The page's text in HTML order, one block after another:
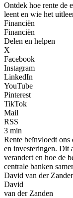
Ontdek hoe rente de
leent en wie het
Financiën
Financiën
Delen en helpen
X
Facebook
Instagram
LinkedIn
YouTube
Pinterest
TikTok
Mail
RSS
3 min
Rente beïnvloedt ons
en investeringen. Dit
verandert en hoe de
centrale banken
David van der
David
van der Zanden